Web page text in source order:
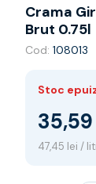
Franta
Spania
Africa de Sud
Germania
Noua Zeelanda
Spumante
Crama
Brut 0.75l
Cod: 108013
Stoc
47,45 lei /